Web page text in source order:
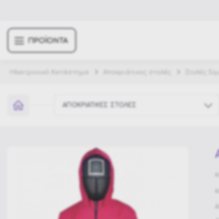
ΠΡΟΪΟΝΤΑ
ΑΠΟΚΡΙΑΤΙΚΕΣ ΣΤΟΛΕΣ
Έπιπλα κήπου
Σπίτι & Διακόσμηση
Χριστουγεννιάτικα Στολίδια
Αποκριάτικες στολές